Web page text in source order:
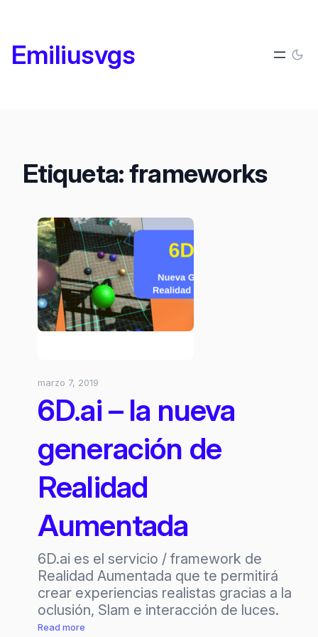
contenido
Emiliusvgs
Etiqueta:frameworks
marzo 7, 2019
6D.ai – la nueva
generación de
Realidad
Aumentada
6D.ai es el servicio / framework de
Realidad Aumentada que te permitirá
crear experiencias realistas gracias a la
oclusión, Slam e interacción de luces.
Read more